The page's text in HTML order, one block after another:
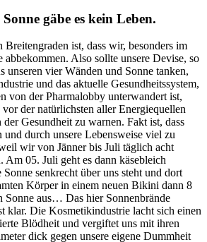
gäbe es kein Leben.
Breitengraden ist, dass wir, besonders im
abbekommen. Also sollte unsere Devise, so
unseren vier Wänden und Sonne tanken,
und das aktuelle Gesundheitssystem,
von der Pharmalobby unterwandert ist,
der natürlichsten aller Energiequellen
Gesundheit zu warnen. Fakt ist, dass
durch unsere Lebensweise viel zu
wir von Jänner bis Juli täglich acht
Am 05. Juli geht es dann käsebleich
senkrecht über uns steht und dort
Körper in einem neuen Bikini dann 8
Sonne aus… Das hier Sonnenbrände
klar. Die Kosmetikindustrie lacht sich einen
Blödheit und vergiftet uns mit ihren
dick gegen unsere eigene Dummheit